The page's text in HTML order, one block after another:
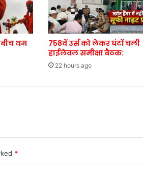
थम
758वें उर्स को लेकर घंटों चली
हाईलेवल समीक्षा बैठक:
22 hours ago
*